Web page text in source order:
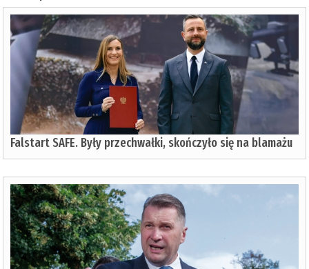
Falstart SAFE. Były przechwałki, skończyło się na blamażu